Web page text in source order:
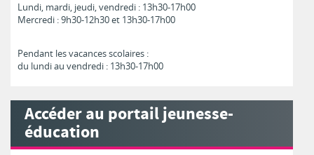
Lundi, mardi, jeudi, vendredi : 13h30-17h00
Mercredi : 9h30-12h30 et 13h30-17h00
Pendant les vacances scolaires :
du lundi au vendredi : 13h30-17h00
Accéder au portail jeunesse-
éducation